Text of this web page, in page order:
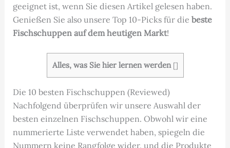
geeignet ist, wenn Sie diesen Artikel gelesen haben.
Genießen Sie also unsere Top 10-Picks für die beste
Fischschuppen auf dem heutigen Markt!
Alles, was Sie hier lernen werden []
Die 10 besten Fischschuppen (Reviewed)
Nachfolgend überprüfen wir unsere Auswahl der
besten einzelnen Fischschuppen. Obwohl wir eine
nummerierte Liste verwendet haben, spiegeln die
Nummern keine Rangfolge wider, und die Produkte